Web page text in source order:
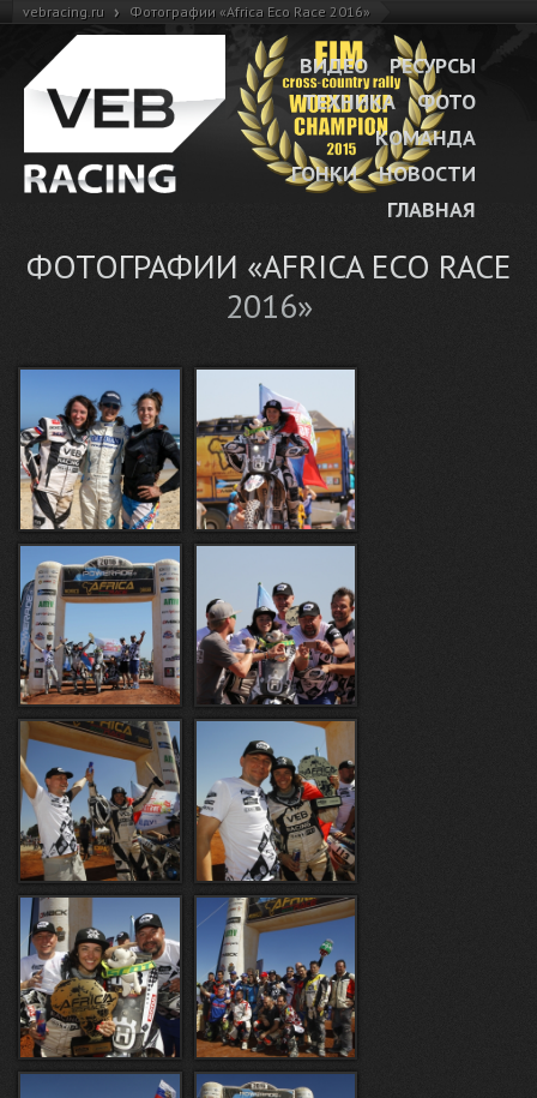
vebracing.ru › Фотографии «Africa Eco Race 2016»
РЕСУРСЫ
ВИДЕО
ФОТО
ТЕХНИКА
КОМАНДА
НОВОСТИ
ГОНКИ
ГЛАВНАЯ
ФОТОГРАФИИ «AFRICA ECO RACE
2016»